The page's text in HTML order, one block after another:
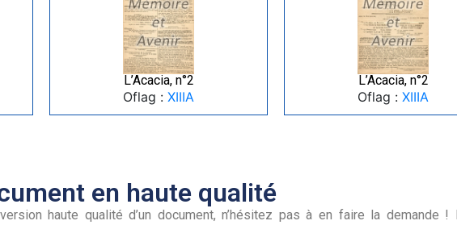
L’Acacia, n°2
Oflag : XIIIA
L’Acacia, n°2
Oflag : XIIIA
en haute qualité
haute qualité d’un document, n’hésitez pas à en faire la